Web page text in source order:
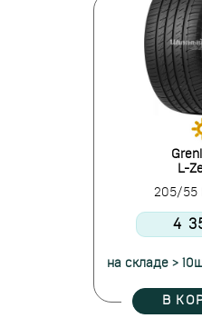
L-
205/55
4
на складе >
В